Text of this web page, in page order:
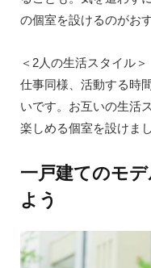
の個室を設けるのがお
＜2人の生活スタイル＞
仕事同様、活動する時
いです。お互いの生活
楽しめる個室を設けまし
一戸建てのモ
よう